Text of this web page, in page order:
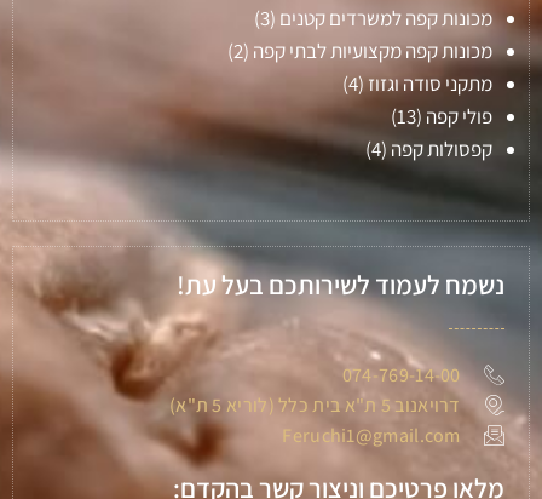
מכונות קפה למשרדים קטנים (3)
מכונות קפה מקצועיות לבתי קפה (2)
מתקני סודה וגזוז(4)
פולי קפה (13)
קפסולות קפה (4)
נשמח לעמוד לשירותכם בעל עת!
074-769-14-00
דרויאנוב 5 ת"א בית כלל (לוריא 5 ת"א)
Feruchi1@gmail.com
מלאו פרטיכם וניצור קשר בהקדם: